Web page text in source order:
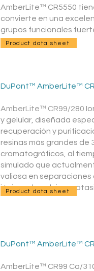
AmberLite™ CR5550
convierte en una
grupos funcionales
DuPont™ AmberLite™
AmberLite™ CR99/280
y gelular, diseñada
recuperación y
resinas más grandes de
cromatográficos, al
simulado que
valiosa en
iónicas de calcio o
DuPont™ AmberLite™
AmberLite™ CR99 Ca/
Product data sheet
Product data sheet